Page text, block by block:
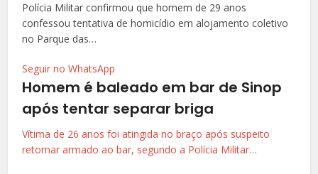
Polícia Militar confirmou que homem de 29 anos
confessou tentativa de homicídio em alojamento coletivo
no Parque das…
Seguir no WhatsApp
Homem é baleado em bar de Sinop
após tentar separar briga
Vítima de 26 anos foi atingida no braço após suspeito
retornar armado ao bar, segundo a Polícia Militar…